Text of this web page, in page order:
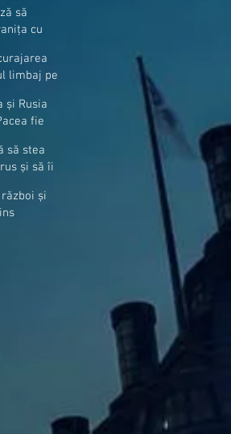
să
cu
limbaj pe
și Rusia
fie
să stea
și să îi
și